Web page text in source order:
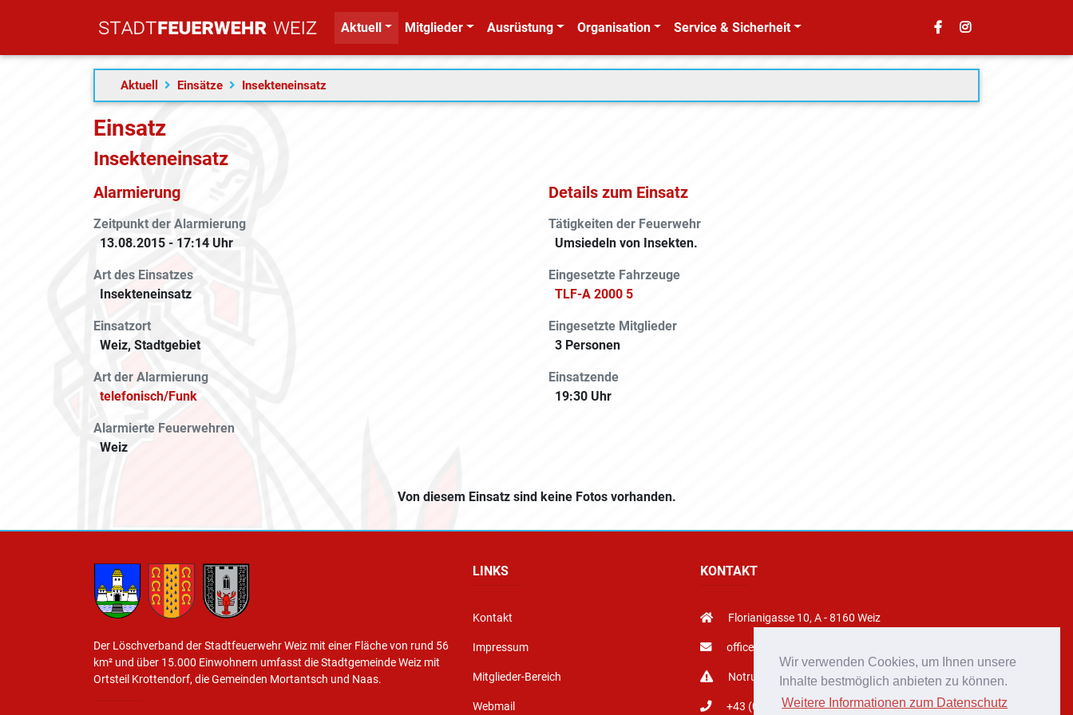
Wir verwenden Cookies, um Ihnen unsere
Inhalte bestmöglich anbieten zu können.
Weitere Informationen zum Datenschutz
Aktuell Mitglieder Ausrüstung Organisation Service & Sicherheit
Aktuell Einsätze Insekteneinsatz
Einsatz
Insekteneinsatz
Alarmierung
Zeitpunkt der Alarmierung
13.08.2015 - 17:14 Uhr
Art des Einsatzes
Insekteneinsatz
Einsatzort
Weiz, Stadtgebiet
Art der Alarmierung
telefonisch/Funk
Alarmierte Feuerwehren
Weiz
Details zum Einsatz
Tätigkeiten der Feuerwehr
Umsiedeln von Insekten.
Eingesetzte Fahrzeuge
TLF-A 2000 5
Eingesetzte Mitglieder
3 Personen
Einsatzende
19:30 Uhr
Von diesem Einsatz sind keine Fotos vorhanden.
Der Löschverband der Stadtfeuerwehr Weiz mit einer Fläche von rund 56
km² und über 15.000 Einwohnern umfasst die Stadtgemeinde Weiz mit
Ortsteil Krottendorf, die Gemeinden Mortantsch und Naas.
LINKS
Kontakt
Impressum
Mitglieder-Bereich
Webmail
KONTAKT
Florianigasse 10, A - 8160 Weiz
office@stadtfeuerwehr-weiz.at
Notruf 122
+43 (0)3172 2222